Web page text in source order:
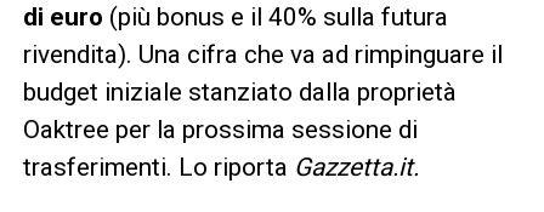
di euro (più bonus e il 40% sulla futura
rivendita). Una cifra che va ad rimpinguare il
budget iniziale stanziato dalla proprietà
Oaktree per la prossima sessione di
trasferimenti. Lo riporta Gazzetta.it.